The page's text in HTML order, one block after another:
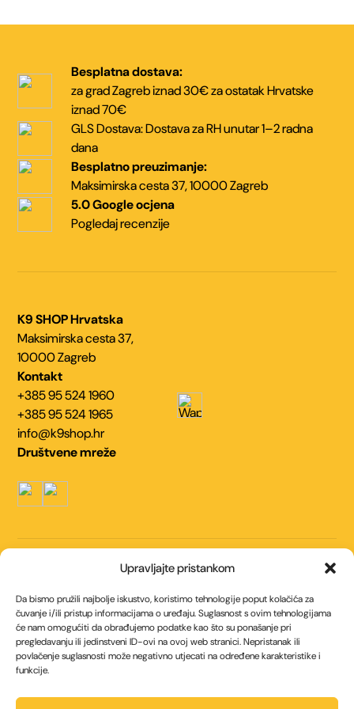
Upravljajte pristankom
Da bismo pružili najbolje iskustvo, koristimo tehnologije poput kolačića za
čuvanje i/ili pristup informacijama o uređaju. Suglasnost s ovim tehnologijama
će nam omogućiti da obrađujemo podatke kao što su ponašanje pri
pregledavanju ili jedinstveni ID-ovi na ovoj web stranici. Nepristanak ili
povlačenje suglasnosti može negativno utjecati na određene karakteristike i
funkcije.
proizvoda proizvoda
Besplatna dostava:
za grad Zagreb iznad 30€za ostatak Hrvatske
iznad 70€
GLS Dostava:Dostava za RH unutar1–2 radna
dana
Besplatno preuzimanje:
Maksimirska cesta 37,10000 Zagreb
5.0 Google ocjena
Pogledaj recenzije
K9 SHOP Hrvatska
Maksimirska cesta 37,
10000 Zagreb
Kontakt
+385 95 524 1960
+385 95 524 1965
info@k9shop.hr
Uvjeti korištenja
Politika kolačića (EU)
Politika privatnosti
Načini plaćanja
Društvene mreže